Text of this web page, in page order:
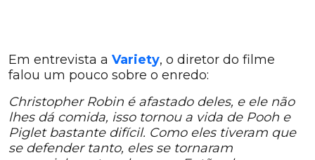
Em entrevista a Variety, o diretor do filme
falou um pouco sobre o enredo:
Christopher Robin é afastado deles, e ele não
lhes dá comida, isso tornou a vida de Pooh e
Piglet bastante difícil. Como eles tiveram que
se defender tanto, eles se tornaram